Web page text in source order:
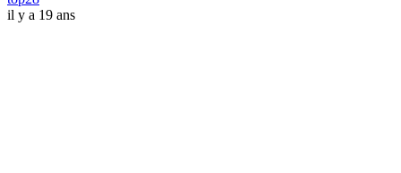
il y a 19 ans